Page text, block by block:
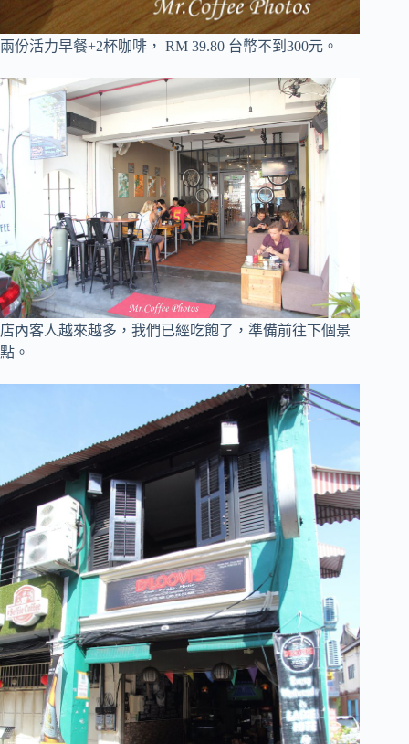
兩份活力早餐+2杯咖啡， RM 39.80 台幣不到300元。
店內客人越來越多，我們已經吃飽了，準備前往下個景
點。